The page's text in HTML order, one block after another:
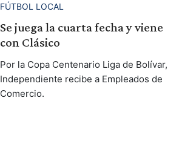
FÚTBOL LOCAL
Se juega la cuarta fecha y viene
con Clásico
Por la Copa Centenario Liga de Bolívar,
Independiente recibe a Empleados de
Comercio.